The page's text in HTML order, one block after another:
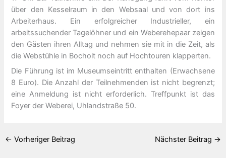
über den Kesselraum in den Websaal und von dort ins
Arbeiterhaus. Ein erfolgreicher Industrieller, ein
arbeitssuchender Tagelöhner und ein Weberehepaar zeigen
den Gästen ihren Alltag und nehmen sie mit in die Zeit, als
die Webstühle in Bocholt noch auf Hochtouren klapperten.
Die Führung ist im Museumseintritt enthalten (Erwachsene
8 Euro). Die Anzahl der Teilnehmenden ist nicht begrenzt;
eine Anmeldung ist nicht erforderlich. Treffpunkt ist das
Foyer der Weberei, Uhlandstraße 50.
← Vorheriger Beitrag Nächster Beitrag →